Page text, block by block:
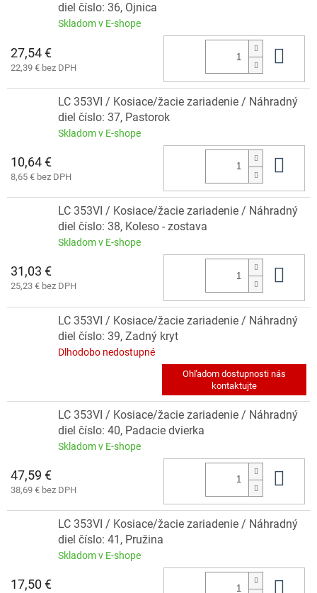
diel číslo: 36, Ojnica
Skladom v E-shope
27,54 €
22,39 € bez DPH
LC 353VI / Kosiace/žacie zariadenie / Náhradný
diel číslo: 37, Pastorok
Skladom v E-shope
10,64 €
8,65 € bez DPH
LC 353VI / Kosiace/žacie zariadenie / Náhradný
diel číslo: 38, Koleso - zostava
Skladom v E-shope
31,03 €
25,23 € bez DPH
LC 353VI / Kosiace/žacie zariadenie / Náhradný
diel číslo: 39, Zadný kryt
Dlhodobo nedostupné
LC 353VI / Kosiace/žacie zariadenie / Náhradný
diel číslo: 40, Padacie dvierka
Skladom v E-shope
47,59 €
38,69 € bez DPH
LC 353VI / Kosiace/žacie zariadenie / Náhradný
diel číslo: 41, Pružina
Skladom v E-shope
17,50 €